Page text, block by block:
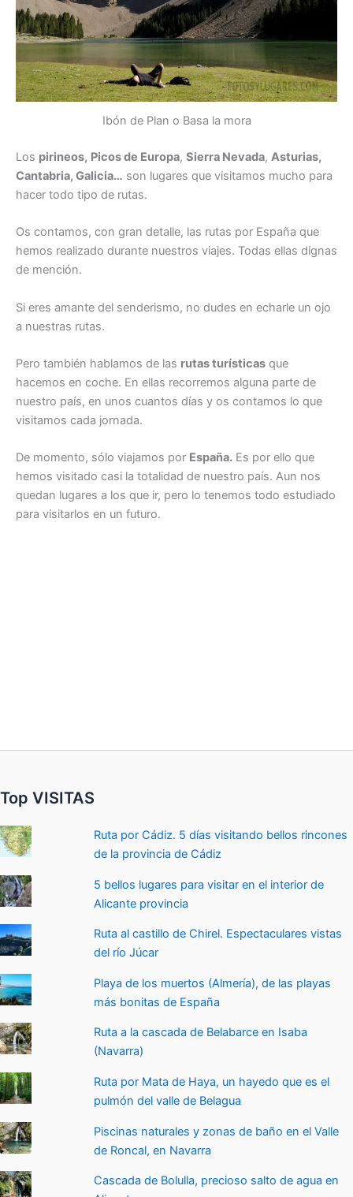
Ibón de Plan o Basa la mora
Los pirineos, Picos de Europa, Sierra Nevada, Asturias,
Cantabria, Galicia… son lugares que visitamos mucho para
hacer todo tipo de rutas.
Os contamos, con gran detalle, las rutas por España que
hemos realizado durante nuestros viajes. Todas ellas dignas
de mención.
Si eres amante del senderismo, no dudes en echarle un ojo
a nuestras rutas.
Pero también hablamos de las rutas turísticas que
hacemos en coche. En ellas recorremos alguna parte de
nuestro país, en unos cuantos días y os contamos lo que
visitamos cada jornada.
De momento, sólo viajamos por España. Es por ello que
hemos visitado casi la totalidad de nuestro país. Aun nos
quedan lugares a los que ir, pero lo tenemos todo estudiado
para visitarlos en un futuro.
Top VISITAS
Ruta por Cádiz. 5 días visitando bellos rincones
de la provincia de Cádiz
5 bellos lugares para visitar en el interior de
Alicante provincia
Ruta al castillo de Chirel. Espectaculares vistas
del río Júcar
Playa de los muertos (Almería), de las playas
más bonitas de España
Ruta a la cascada de Belabarce en Isaba
(Navarra)
Ruta por Mata de Haya, un hayedo que es el
pulmón del valle de Belagua
Piscinas naturales y zonas de baño en el Valle
de Roncal, en Navarra
Cascada de Bolulla, precioso salto de agua en